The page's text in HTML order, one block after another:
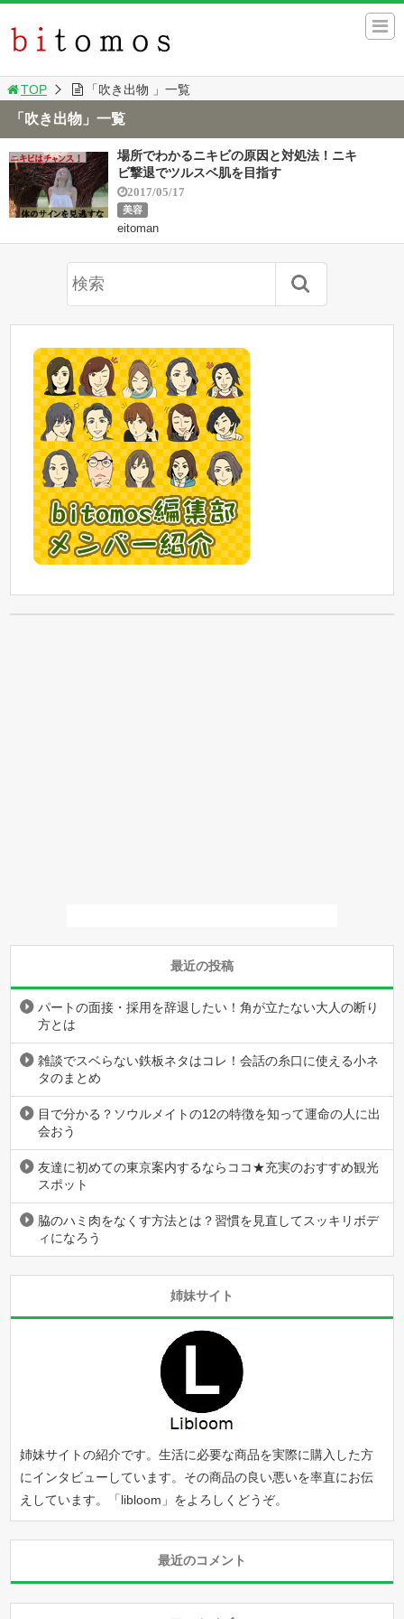
TOP 「吹き出物 」一覧
「吹き出物」一覧
場所でわかるニキビの原因と対処法！ニキ
ビ撃退でツルスベ肌を目指す
2017/05/17
美容
eitoman
最近の投稿
パートの面接・採用を辞退したい！角が立たない大人の断り
方とは
雑談でスベらない鉄板ネタはコレ！会話の糸口に使える小ネ
タのまとめ
目で分かる？ソウルメイトの12の特徴を知って運命の人に出
会おう
友達に初めての東京案内するならココ★充実のおすすめ観光
スポット
脇のハミ肉をなくす方法とは？習慣を見直してスッキリボデ
ィになろう
姉妹サイト
姉妹サイトの紹介です。生活に必要な商品を実際に購入した方
にインタビューしています。その商品の良い悪いを率直にお伝
えしています。「libloom 」をよろしくどうぞ。
最近のコメント